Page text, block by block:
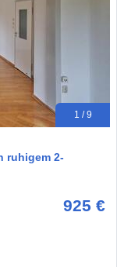
1 / 9
ruhigem 2-
925 €